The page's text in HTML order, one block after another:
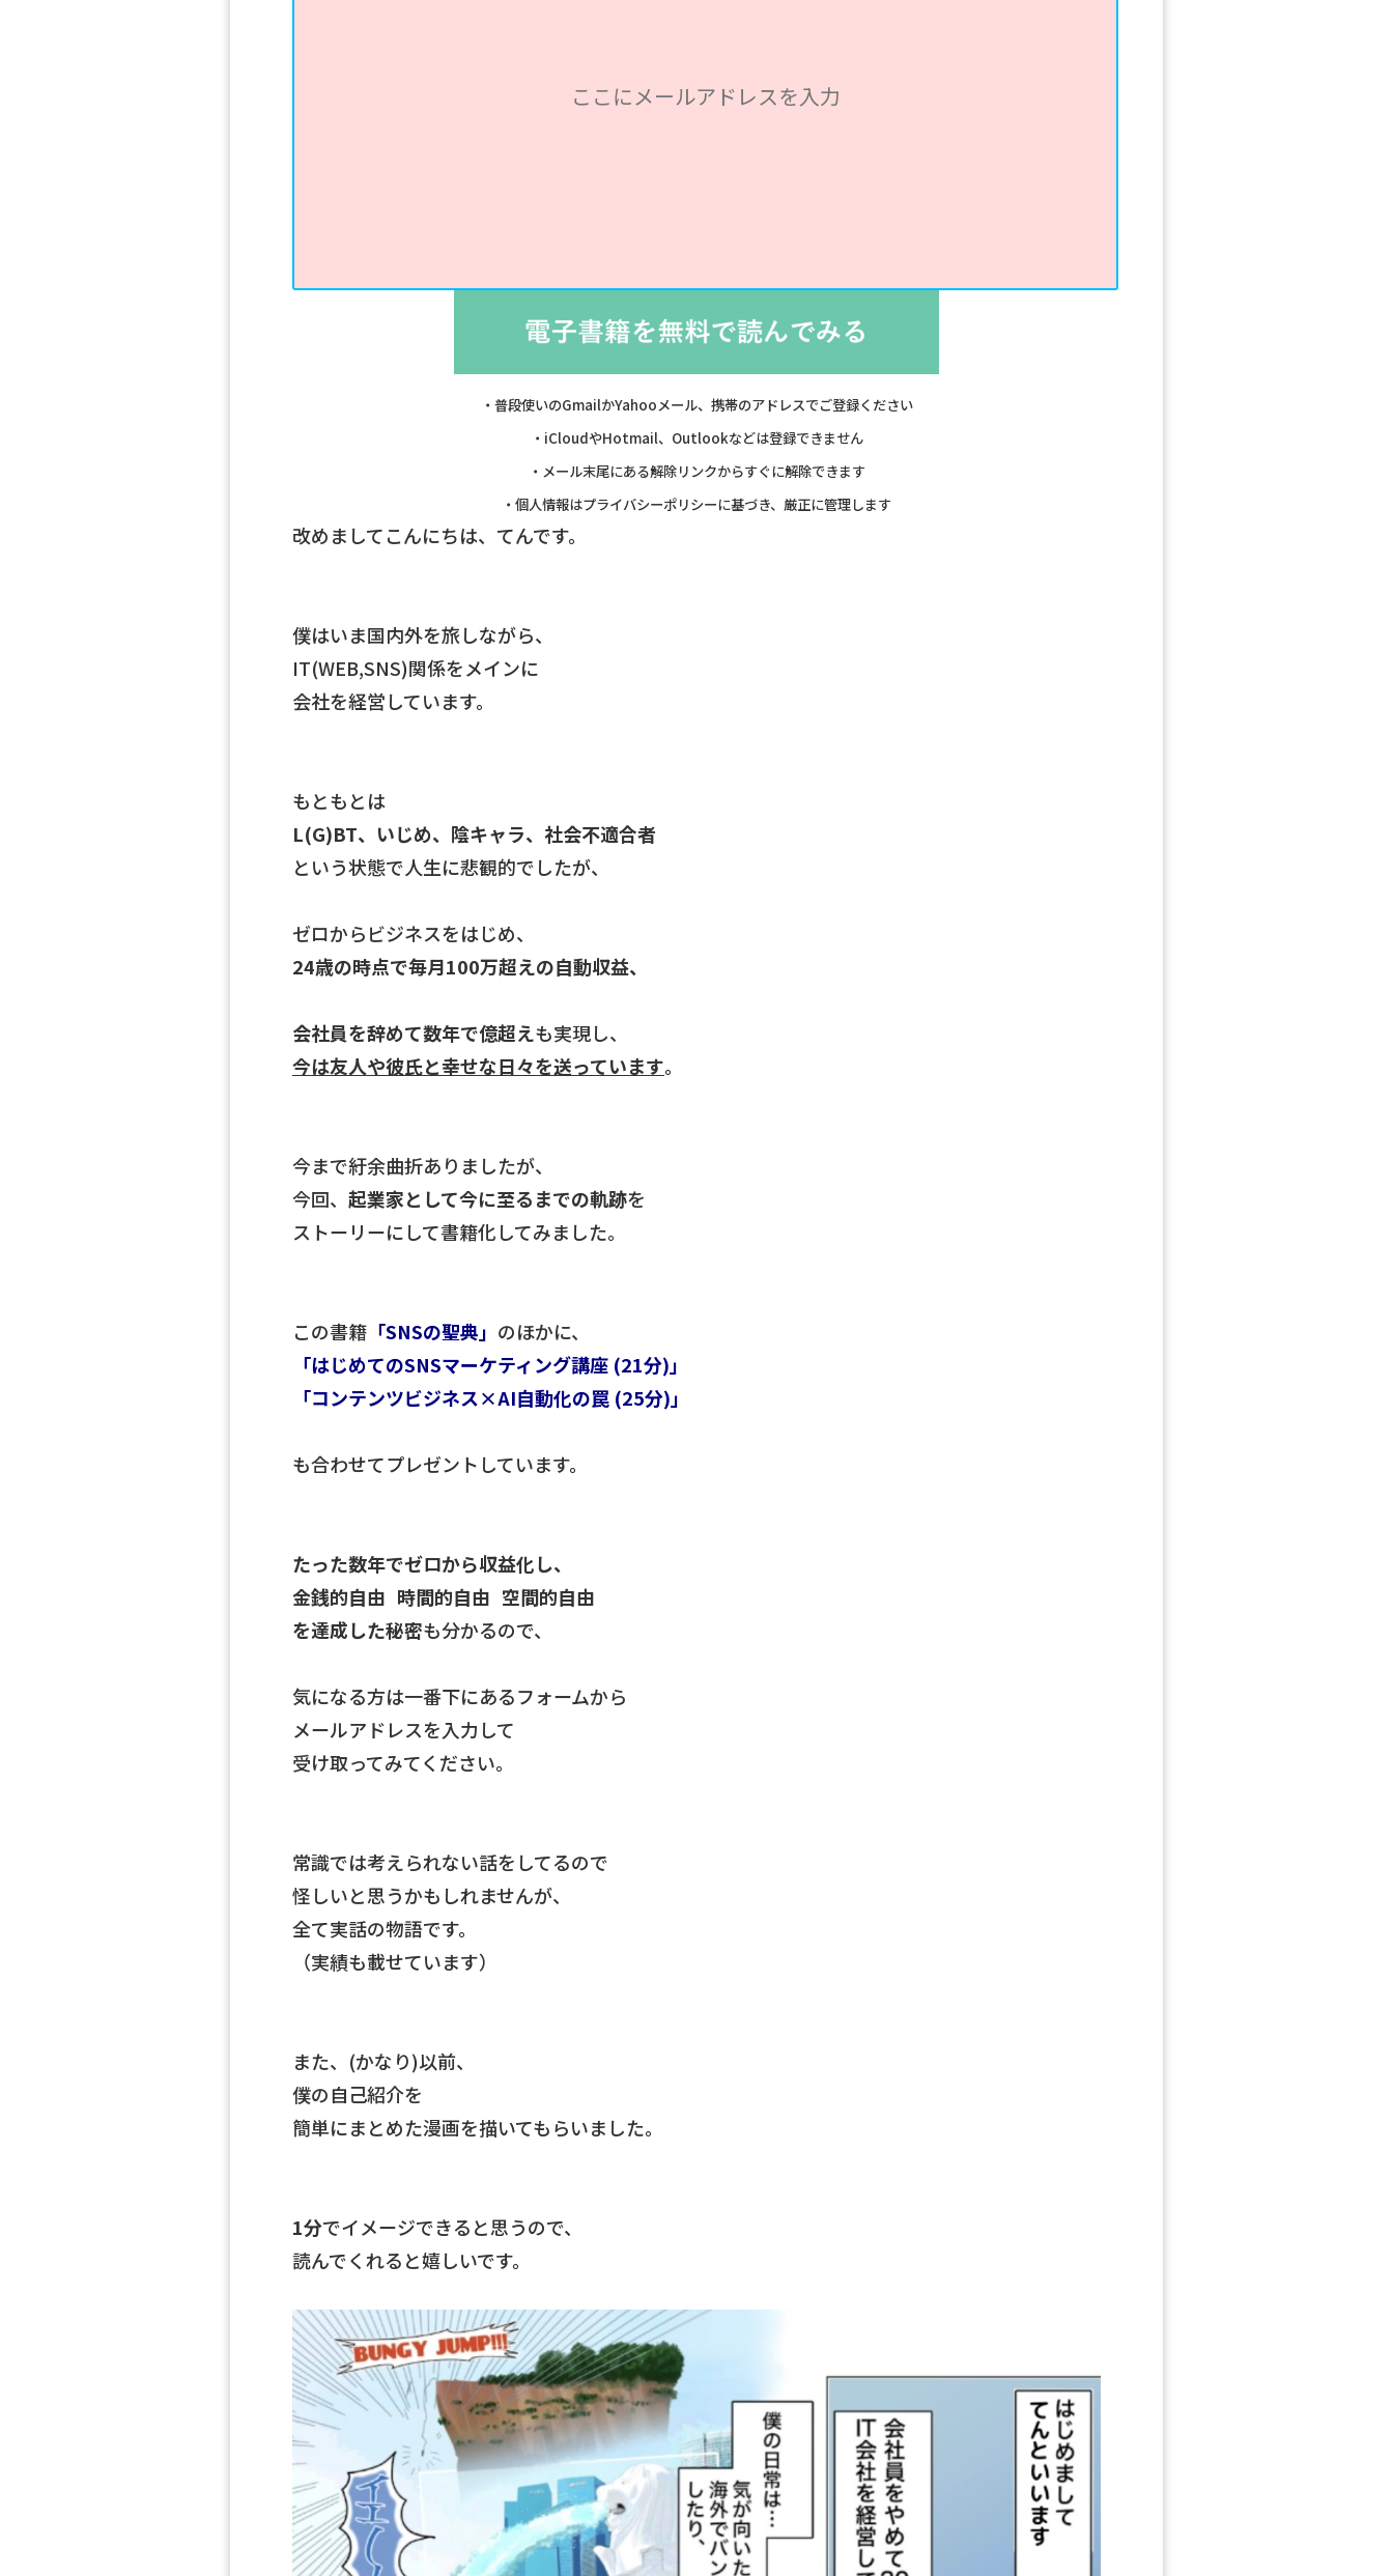
・普段使いのGmailかYahooメール、携帯のアドレスでご登録ください
・iCloudやHotmail、Outlookなどは登録できません
・メール末尾にある解除リンクからすぐに解除できます
・個人情報はプライバシーポリシーに基づき、厳正に管理します
改めましてこんにちは、てんです。
僕はいま国内外を旅しながら、
IT(WEB,SNS)関係をメインに
会社を経営しています。
もともとは
L(G)BT、いじめ、陰キャラ、社会不適合者
という状態で人生に悲観的でしたが、
ゼロからビジネスをはじめ、
24歳の時点で毎月100万超えの自動収益、
会社員を辞めて数年で億超えも実現し、
今は友人や彼氏と幸せな日々を送っています。
今まで紆余曲折ありましたが、
今回、 起業家として今に至るまでの軌跡を
ストーリーにして書籍化してみました。
この書籍 「SNSの聖典」 のほかに、
「はじめてのSNSマーケティング講座 (21分)」
「コンテンツビジネス×AI自動化の罠 (25分)」
も合わせてプレゼントしています。
たった数年でゼロから収益化し、
金銭的自由 時間的自由 空間的自由
を達成した秘密も分かるので、
気になる方は一番下にあるフォームから
メールアドレスを入力して
受け取ってみてください。
常識では考えられない話をしてるので
怪しいと思うかもしれませんが、
全て実話の物語です。
（実績も載せています）
また、(かなり)以前、
僕の自己紹介を
簡単にまとめた漫画を描いてもらいました。
1分でイメージできると思うので、
読んでくれると嬉しいです。